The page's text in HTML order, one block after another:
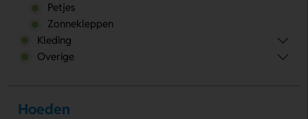
Petjes
Zonnekleppen
Kleding
Overige
Hoeden